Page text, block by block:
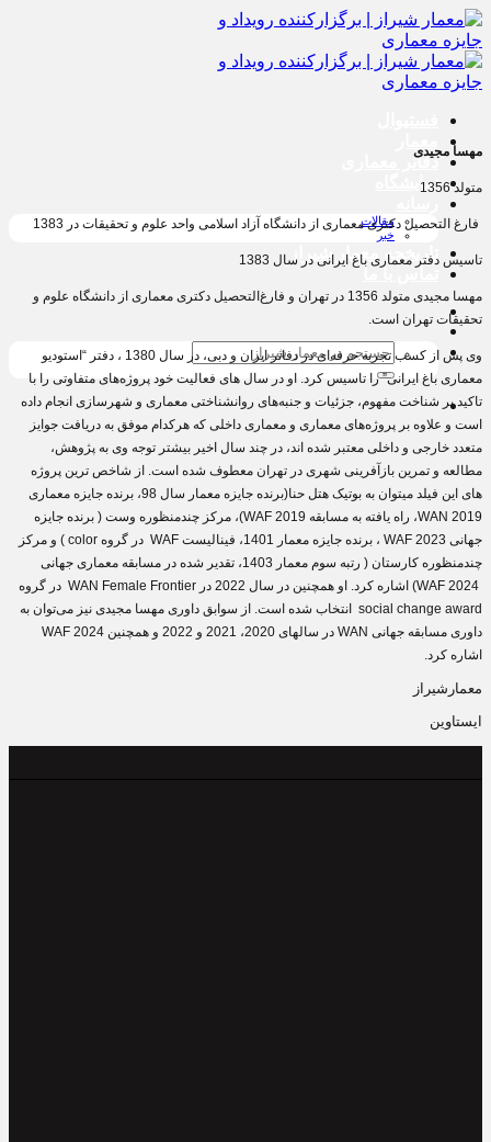
پرش
به
محتوا
دفاتر معماری
نمایشگاه
مقالات
خبر
تاریخچه معمار‌‌ شیراز
تماس با ما
جستجو
برای:
مهسا مجیدی
متولد 1356
فارغ التحصیل دکتری معماری از دانشگاه آزاد اسلامی واحد علوم و تحقیقات در 1383
تاسیس دفتر معماری باغ ایرانی در سال 1383
مهسا مجیدی متولد 1356 در تهران و فارغ‌التحصیل دکتری معماری از دانشگاه علوم و
تحقیقات تهران است.
وی پس از کسب تجربه حرفه‌ای در دفاتر ایران و دبی، در سال 1380 ، دفتر “استودیو
معماری باغ ایرانی” را تاسیس کرد. او در سال های فعالیت خود پروژه‌های متفاوتی را با
تاکید بر شناخت مفهوم، جزئیات و جنبه‌های روانشناختی معماری و شهرسازی انجام داده
است و علاوه بر پروژه‌های معماری و معماری داخلی که هرکدام موفق به دریافت جوایز
متعدد خارجی و داخلی معتبر شده اند، در چند سال اخیر بیشتر توجه وی به پژوهش،
مطالعه و تمرین بازآفرینی شهری در تهران معطوف شده است. از شاخص ترین پروژه
های این فیلد میتوان به بوتیک هتل حنا(برنده جایزه معمار سال 98، برنده جایزه معماری
WAN 2019، راه یافته به مسابقه WAF 2019)، مرکز چندمنظوره وست ( برنده جایزه
جهانی WAF 2023 ، برنده جایزه معمار 1401، فینالیست WAF در گروه color ) و مرکز
چندمنظوره کارستان ( رتبه سوم معمار 1403، تقدیر شده در مسابقه معماری جهانی
WAF 2024) اشاره کرد. او همچنین در سال 2022 در WAN Female Frontier در گروه
social change award انتخاب شده است. از سوابق داوری مهسا مجیدی نیز می‌توان به
داوری مسابقه جهانی WAN در سالهای 2020، 2021 و 2022 و همچنین WAF 2024
اشاره کرد.
معمارشیراز
ایستاوین